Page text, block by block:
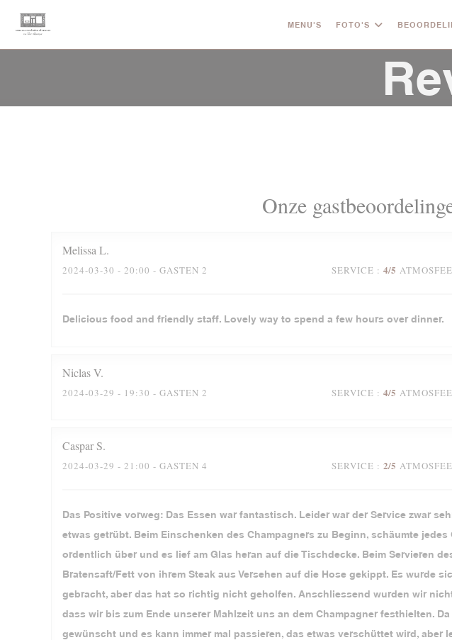
Cookies beheer paneel
MENU'S FOTO'S
Onze
Melissa L
2024-03-30 - 20:00 - GASTEN 2 SERVICE : 4/5
Delicious food and friendly staff. Lovely way to spend a few hours over dinner.
NiclasV
2024-03-29 - 19:30 - GASTEN 2 SERVICE : 4/5
Caspar S
2024-03-29 - 21:00 - GASTEN 4 SERVICE : 2/5
Das Positive vorweg: Das Essen war fantastisch. Leider war der Service zwar
etwas getrübt. Beim Einschenken des Champagners zu Beginn, schäumte
ordentlich über und es lief am Glas heran auf die Tischdecke. Beim Servieren
Bratensaft/Fett von ihrem Steak aus Versehen auf die Hose gekippt. Es wurde
gebracht, aber das hat so richtig nicht geholfen. Anschliessend wurden wir
dass wir bis zum Ende unserer Mahlzeit uns an dem Champagner festhielten.
gewünscht und es kann immer mal passieren, das etwas verschüttet wird, aber